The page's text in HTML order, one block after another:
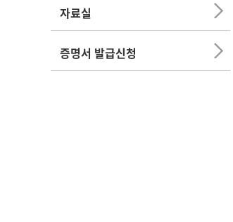
자료실
증명서 발급신청